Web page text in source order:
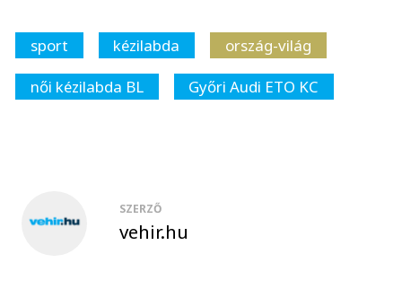
sport kézilabda
ország-világ
női kézilabda BL
Győri Audi ETO KC
SZERZŐ
vehir.hu